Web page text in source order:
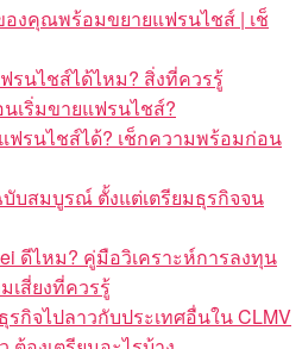
งคุณพร้อมขยายแฟรนไชส์ | เช็
รนไชส์ได้ไหม? สิ่งที่ควรรู้
เริ่มขายแฟรนไชส์?
ฟรนไชส์ได้? เช็กความพร้อมก่อน
บสมบูรณ์ ตั้งแต่เตรียมธุรกิจจน
ดีไหม? คู่มือวิเคราะห์การลงทุน
เสี่ยงที่ควรรู้
รกิจไปลาวกับประเทศอื่นใน CLMV